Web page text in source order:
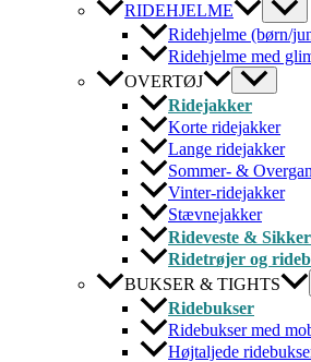
RIDEHJELME
Ridehjelme (børn/
Ridehjelme med
OVERTØJ
Ridejakker
Korte ridejakker
Lange ridejakker
Sommer- &
Vinter-ridejakker
Stævnejakker
Rideveste &
Ridetrøjer og
BUKSER & TIGHTS
Ridebukser
Ridebukser med
Højtaljede